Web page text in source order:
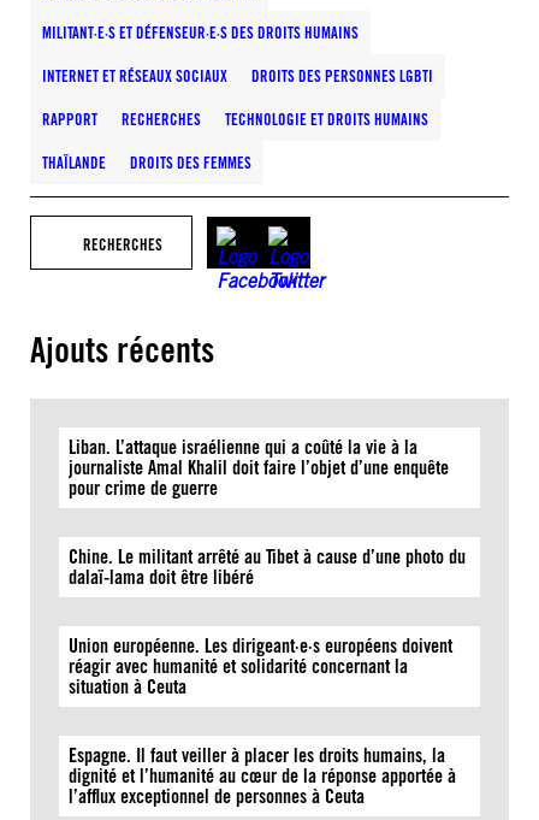
MILITANT·E·S ET DÉFENSEUR·E·S DES DROITS HUMAINS
INTERNET ET RÉSEAUX SOCIAUX DROITS DES PERSONNES LGBTI
RAPPORT RECHERCHES TECHNOLOGIE ET DROITS HUMAINS
THAÏLANDE DROITS DES FEMMES
RECHERCHES
Ajouts récents
Liban. L’attaque israélienne qui a coûté la vie à la
journaliste Amal Khalil doit faire l’objet d’une enquête
pour crime de guerre
Chine. Le militant arrêté au Tibet à cause d’une photo du
dalaï-lama doit être libéré
Union européenne. Les dirigeant·e·s européens doivent
réagir avec humanité et solidarité concernant la
situation à Ceuta
Espagne. Il faut veiller à placer les droits humains, la
dignité et l’humanité au cœur de la réponse apportée à
l’afflux exceptionnel de personnes à Ceuta